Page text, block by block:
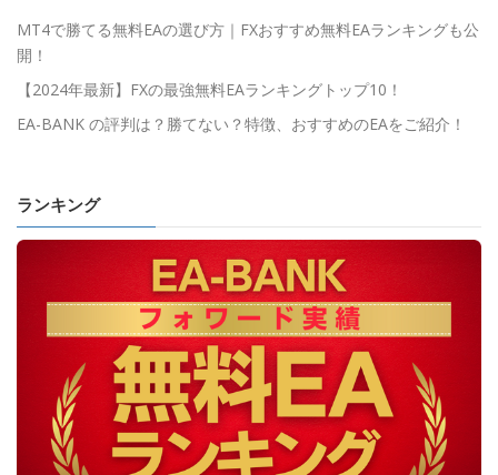
MT4で勝てる無料EAの選び方｜FXおすすめ無料EAランキングも公
開！
【2024年最新】FXの最強無料EAランキングトップ10！
EA-BANK の評判は？勝てない？特徴、おすすめのEAをご紹介！
ランキング